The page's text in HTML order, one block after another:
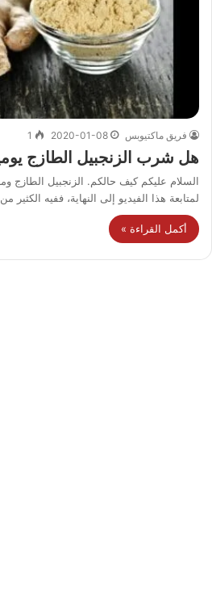
فريق ماكتيوبس 2020-01-08
1
هل شرب الزنجبيل الطازج
السلام عليكم كيف حالكم. الزنجبيل الطازج
لمتابعة هذا الفيديو إلى النهاية، ففيه الكثير
أكمل القراءة »